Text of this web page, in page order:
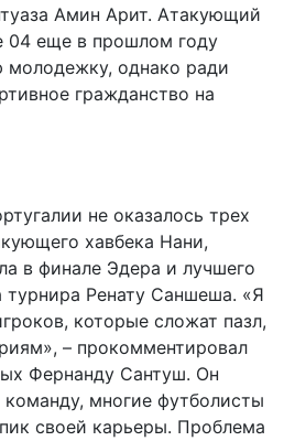
Амин Арит. Атаку­ющий
04 еще в прошлом году
молодежку, однако ради
гражданство на
не оказалось трех
хавбека Нани,
в финале Эдера и лучшего
турнира Ренату Саншеша. «Я
которые сложат пазл,
– прокомментировал
Фернанду Сантуш. Он
многие футболисты
своей карьеры. Проблема